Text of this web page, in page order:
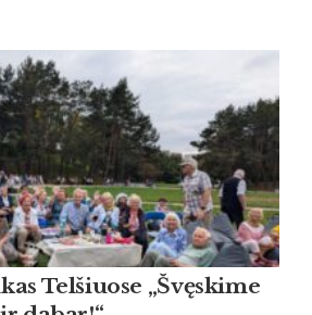
Tel­šiuo­se „Švęski­me